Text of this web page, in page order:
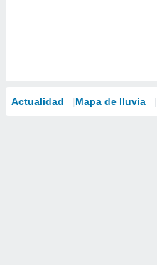
Actualidad Mapa de lluvia